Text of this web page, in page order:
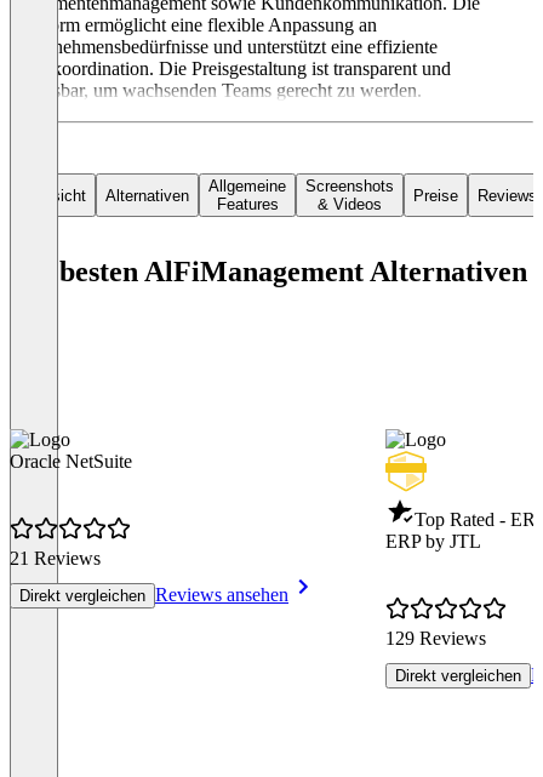
Plattform ermöglicht eine flexible Anpassung an
Unternehmensbedürfnisse und unterstützt eine effiziente
Teamkoordination. Die Preisgestaltung ist transparent und
anpassbar, um wachsenden Teams gerecht zu werden.
Übersicht Alternativen
Allgemeine
Features
Screenshots
& Videos
Preise Reviews
Die besten AlFiManagement Alternativen
Oracle NetSuite
21 Reviews
Direkt vergleichen Reviews ansehen
Top Rated -
ERP by JTL
129 Reviews
Direkt vergleichen